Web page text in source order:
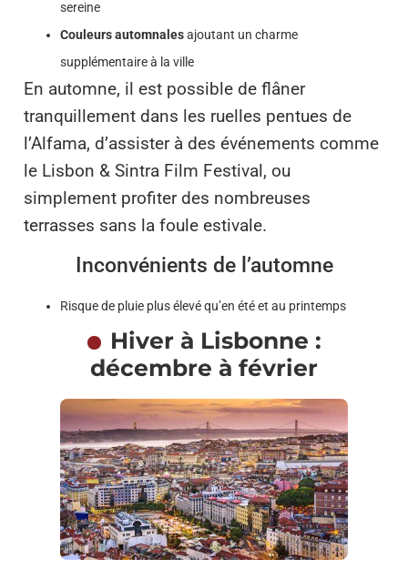
sereine
Couleurs automnalesajoutant un charme
supplémentaire à la ville
En automne, il est possible de flâner
tranquillement dans les ruelles pentues de
l’Alfama, d’assister à des événements comme
le Lisbon & Sintra Film Festival, ou
simplement profiter des nombreuses
terrasses sans la foule estivale.
Inconvénients de l’automne
Risque de pluie plus élevé qu’en été et au printemps
Hiver à Lisbonne :
décembre à février